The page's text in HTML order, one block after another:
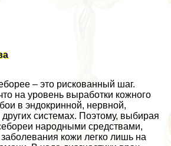
– это рискованный шаг.
на уровень выработки кожного
в эндокринной, нервной,
системах. Поэтому, выбирая
народными средствами,
заболевания кожи легко лишь на